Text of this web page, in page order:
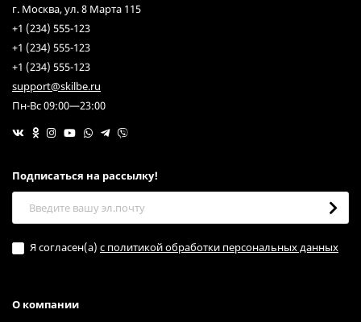
г. Москва, ул. 8 Марта 115
+1 (234) 555-123
+1 (234) 555-123
+1 (234) 555-123
support@skilbe.ru
Пн-Вс 09:00—23:00
Подписаться на рассылкy!
Я согласен(a) с политикой обработки персональных данных
О компании